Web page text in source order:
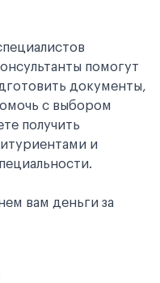
помогут
документы,
с выбором
получить
и
вам деньги за